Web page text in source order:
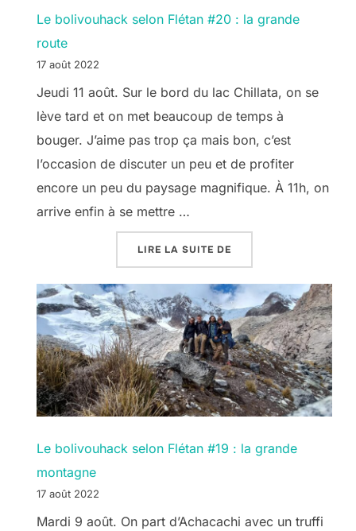
Le bolivouhack selon Flétan #20 : la grande
route
17 août 2022
Jeudi 11 août. Sur le bord du lac Chillata, on se
lève tard et on met beaucoup de temps à
bouger. J’aime pas trop ça mais bon, c’est
l’occasion de discuter un peu et de profiter
encore un peu du paysage magnifique. À 11h, on
arrive enfin à se mettre …
LIRE LA SUITE DE
Le bolivouhack selon Flétan #19 : la grande
montagne
17 août 2022
Mardi 9 août. On part d’Achacachi avec un truffi